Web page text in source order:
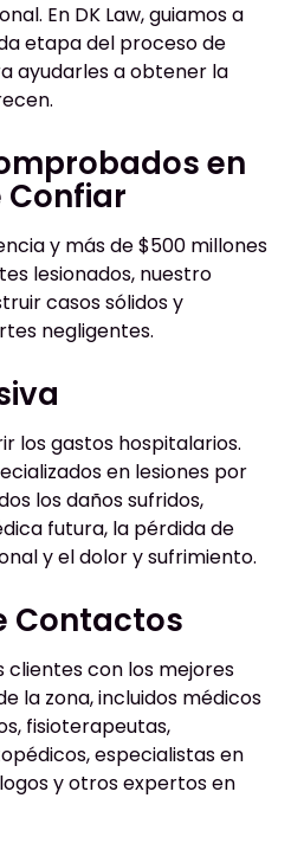
En DK Law, guiamos a
etapa del proceso de
ayudarles a obtener la
en
Confiar
y más de $500 millones
lesionados, nuestro
casos sólidos y
negligentes.
los gastos hospitalarios.
en lesiones por
los daños sufridos,
futura, la pérdida de
y el dolor y sufrimiento.
Contactos
con los mejores
la zona, incluidos médicos
fisioterapeutas,
especialistas en
y otros expertos en